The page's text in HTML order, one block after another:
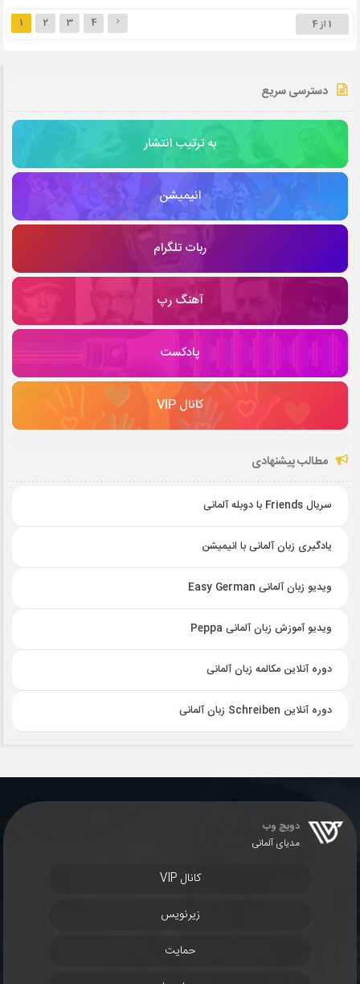
1 از 4 1 2 3 4
دسترسی سریع
به ترتیب انتشار
انیمیشن
ربات تلگرام
آهنگ رپ
پادکست
کانال VIP
مطالب پیشنهادی
سریال Friends با دوبله آلمانی
یادگیری زبان آلمانی با انیمیشن
ویدیو زبان آلمانی Easy German
ویدیو آموزش زبان آلمانی Peppa
دوره آنلاین مکالمه زبان آلمانی
دوره آنلاین Schreiben زبان آلمانی
دویچ وب
مدیای آلمانی
کانال VIP
زیرنویس
حمایت